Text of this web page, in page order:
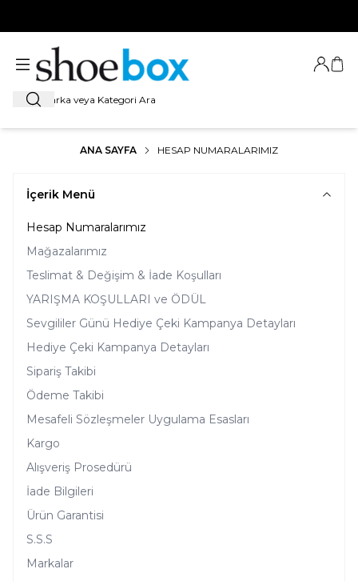
Ara
Giriş
ANA SAYFA HESAP NUMARALARIMIZ
İçerik Menü
Hesap Numaralarımız
Mağazalarımız
Teslimat & Değişim & İade Koşulları
YARIŞMA KOŞULLARI ve ÖDÜL
Sevgililer Günü Hediye Çeki Kampanya Detayları
Hediye Çeki Kampanya Detayları
Sipariş Takibi
Ödeme Takibi
Mesafeli Sözleşmeler Uygulama Esasları
Kargo
Alışveriş Prosedürü
İade Bilgileri
Ürün Garantisi
S.S.S
Markalar